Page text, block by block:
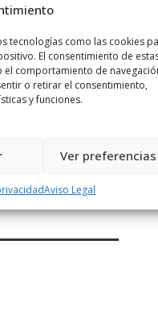
tecnologías como las cookies
El consentimiento de
comportamiento de
o retirar el consentimiento,
y funciones.
Ver preferencias
Aviso Legal
euros para